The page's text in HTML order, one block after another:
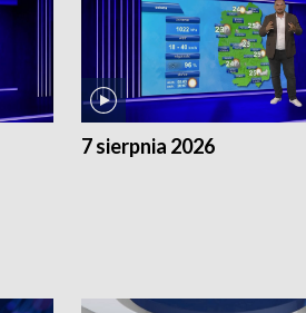
7 sierpnia 2026